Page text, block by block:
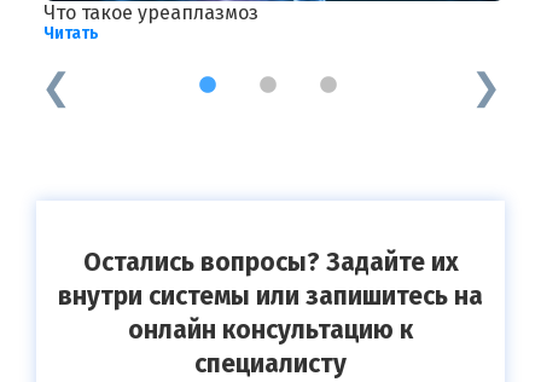
Что такое уреаплазмоз
Читать
1 2 3
Остались вопросы? Задайте их
внутри системы или запишитесь на
онлайн консультацию к
специалисту